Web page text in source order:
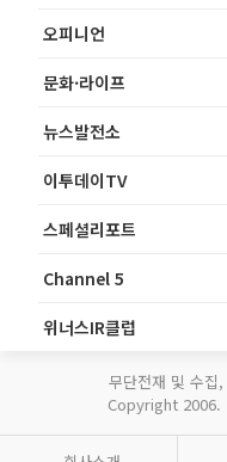
오피니언
문화·라이프
뉴스발전소
이투데이TV
스페셜리포트
Channel 5
위너스IR클럽
무단전재 및 수집
Copyright 2006.